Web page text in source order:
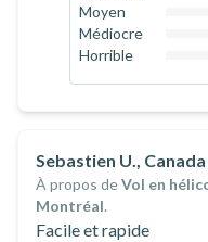
Moyen
Médiocre
Horrible
Sebastien U., Canada
À propos deVol en
Montréal.
Facile et rapide